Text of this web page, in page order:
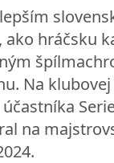
hráčsku
Na klubovej
na